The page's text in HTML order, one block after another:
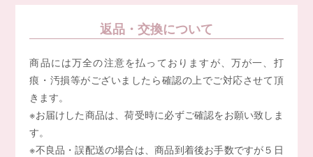
返品・交換について
商品には万全の注意を払っておりますが、万が一、打
痕・汚損等がございましたら確認の上でご対応させて頂
きます。
※お届けした商品は、荷受時に必ずご確認をお願い致しま
す。
※不良品・誤配送の場合は、商品到着後お手数ですが５日